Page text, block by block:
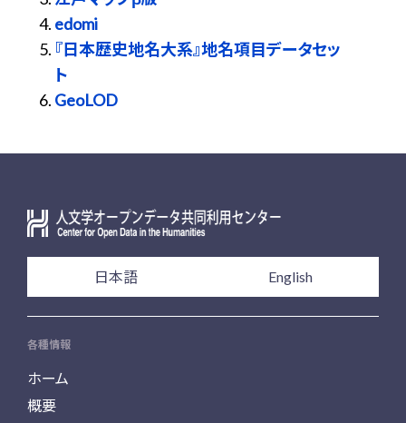
edomi
『日本歴史地名大系』地名項目データセッ
ト
GeoLOD
日本語 English
各種情報
ホーム
概要